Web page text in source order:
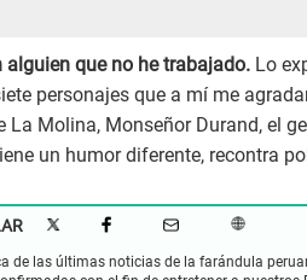
alguien que no he trabajado. Lo
personajes que a mí me
Molina, Monseñor Durand, el
un humor diferente, recontra
de las últimas noticias de la farándula